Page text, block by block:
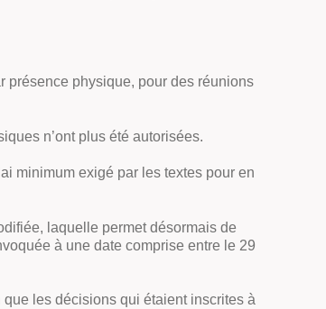
présence physique, pour des réunions
n’ont plus été autorisées.
minimum exigé par les textes pour en
laquelle permet désormais de
à une date comprise entre le 29
les décisions qui étaient inscrites à